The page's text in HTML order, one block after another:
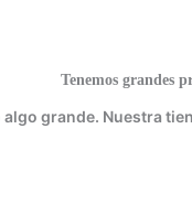
Tenemos grandes
grande. Nuestra